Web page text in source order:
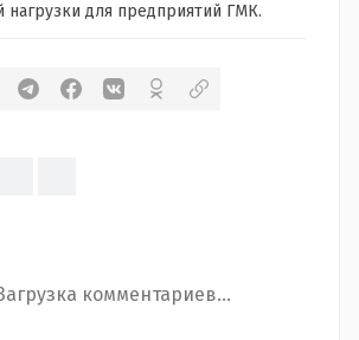
нагрузки для предприятий ГМК.
комментариев...